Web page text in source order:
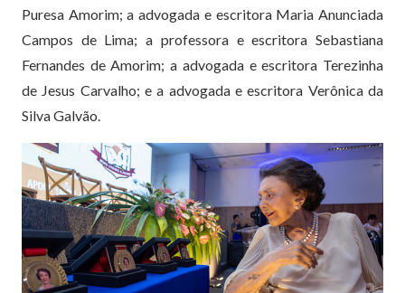
Puresa Amorim; a advogada e escritora Maria Anunciada
Campos de Lima; a professora e escritora Sebastiana
Fernandes de Amorim; a advogada e escritora Terezinha
de Jesus Carvalho; e a advogada e escritora Verônica da
Silva Galvão.